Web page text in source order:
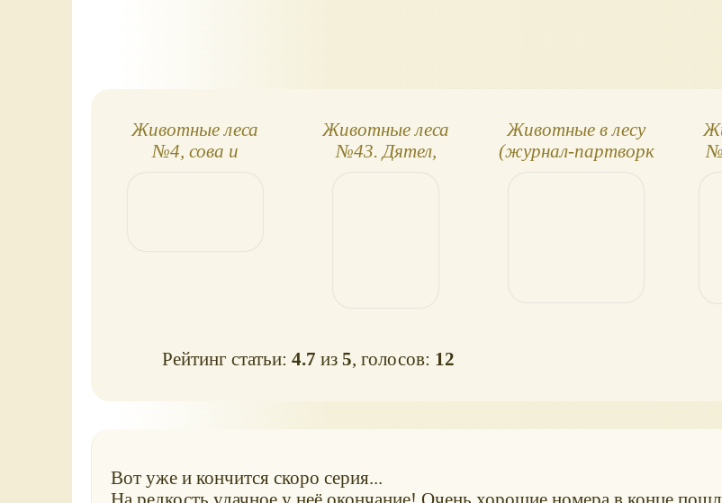
Животные леса
№4, сова и
Животные леса
№43. Дятел,
Животные в лесу
(журнал-партворк
Рейтинг статьи:4.7 из5, голосов: 12
Вот уже и кончится скоро серия...
На редкость удачное у неё окончание! Очень хорошие номера в конце